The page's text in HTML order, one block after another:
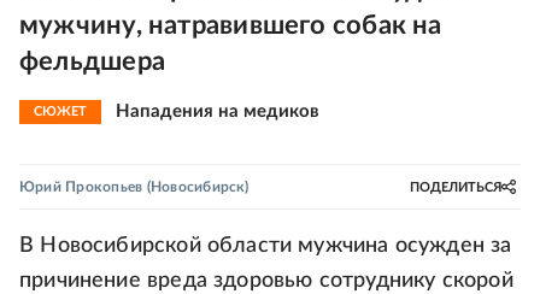
мужчину, натравившего собак на
фельдшера
СЮЖЕТ Нападения на медиков
Юрий Прокопьев (Новосибирск) ПОДЕЛИТЬСЯ
В Новосибирской области мужчина осужден за
причинение вреда здоровью сотруднику скорой